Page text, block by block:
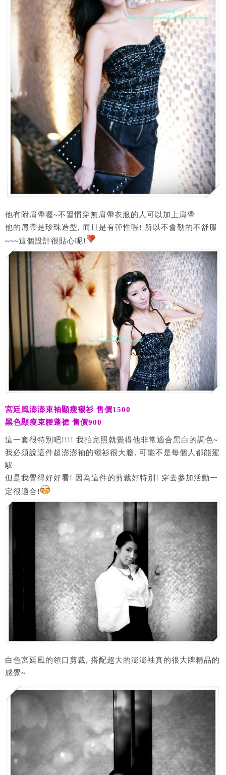
他有附肩帶喔~不習慣穿無肩帶衣服的人可以加上肩帶
他的肩帶是珍珠造型, 而且是有彈性喔! 所以不會勒的不舒服
~~~這個設計很貼心呢!
宮廷風澎澎束袖顯瘦襯衫 售價1500
黑色顯瘦束腰蓬裙 售價900
這一套很特別吧!!!! 我拍完照就覺得他非常適合黑白的調色~
我必須說這件超澎澎袖的襯衫很大膽, 可能不是每個人都能駕
馭
但是我覺得好好看! 因為這件的剪裁好特別! 穿去參加活動一
定很適合!
白色宮廷風的領口剪裁, 搭配超大的澎澎袖真的很大牌精品的
感覺~